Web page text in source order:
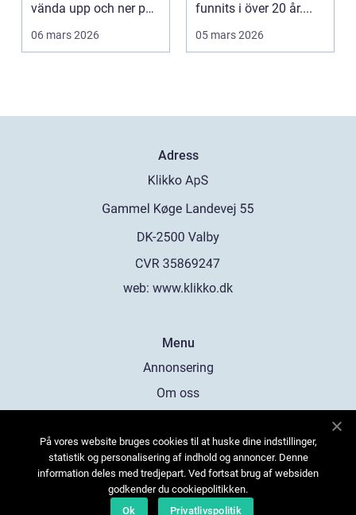
vända upp och ner på
vardagen. Många
06 mars 2026
funnits i över 20 år....
05 mars 2026
Adress
web: www.klikko.dk
Menu
Annonsering
Om oss
Kontakta oss
Sitemap
På vores website bruges cookies til at huske dine indstillinger,
statistik og personalisering af indhold og annoncer. Denne
information deles med tredjepart. Ved fortsat brug af websiden
godkender du cookiepolitikken.
Ok
Privatlivspolitik